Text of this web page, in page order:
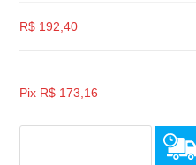
R$ 192,40
Pix R$ 173,16